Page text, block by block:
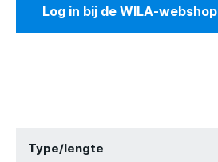
Log in bij de WILA-webshop
Type/lengte